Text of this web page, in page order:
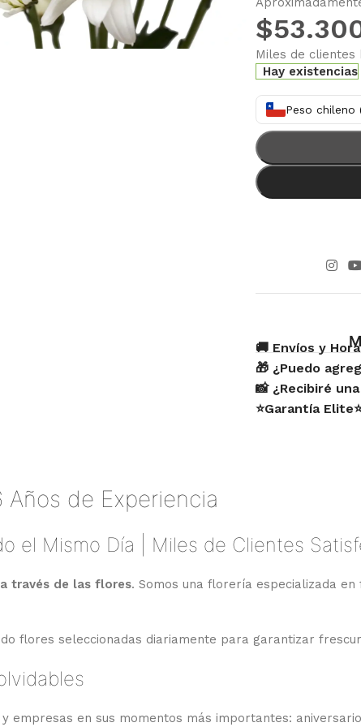
$
Miles de clientes
Hay existencias
Peso chileno
🚚 Envíos y
🎁 ¿Puedo
📸 ¿Recibiré
⭐Garantía
de Experiencia
el Mismo Día | Miles de Clientes
través de las flores. Somos una florería especializada
flores seleccionadas diariamente para garantizar
empresas en sus momentos más importantes: